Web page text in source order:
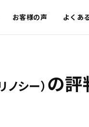
お客様の声 よくあ
ノシー） の評